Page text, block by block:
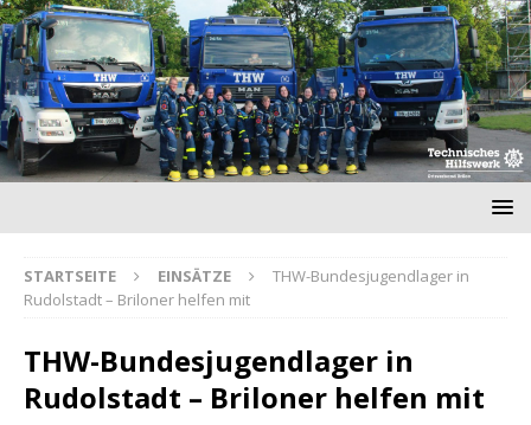
STARTSEITE EINSÄTZE
THW-Bundesjugendlager in
Rudolstadt – Briloner helfen mit
THW-Bundesjugendlager in
Rudolstadt – Briloner helfen mit